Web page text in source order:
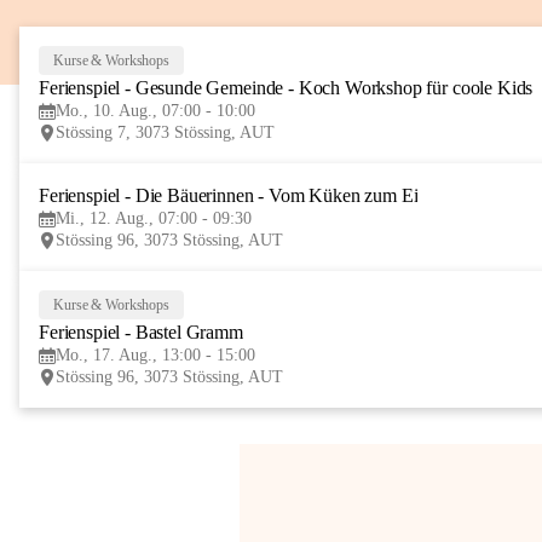
Kurse & Workshops
Ferienspiel - Gesunde Gemeinde - Koch Workshop für coole Kids
Mo., 10. Aug., 07:00 - 10:00
Stössing 7, 3073 Stössing, AUT
Ferienspiel - Die Bäuerinnen - Vom Küken zum Ei
Mi., 12. Aug., 07:00 - 09:30
Stössing 96, 3073 Stössing, AUT
Kurse & Workshops
Ferienspiel - Bastel Gramm
Mo., 17. Aug., 13:00 - 15:00
Stössing 96, 3073 Stössing, AUT